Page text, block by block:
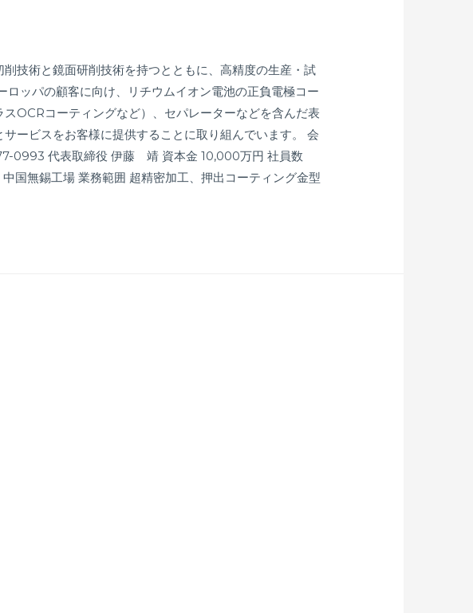
技術と鏡面研削技術を持つとともに、高精度の生産・試
ッパの顧客に向け、リチウムイオン電池の正負電極コー
OCRコーティングなど）、セパレーターなどを含んだ表
ービスをお客様に提供することに取り組んでいます。 会
0993 代表取締役 伊藤 靖 資本金 10,000万円 社員数
国無錫工場 業務範囲 超精密加工、押出コーティング金型